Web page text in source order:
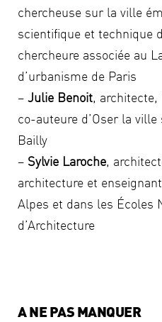
chercheuse sur la ville
scientifique et technique
chercheure associée au
d’urbanisme de Paris
– Julie Benoit,
co-auteure d’Oser la
Bailly
– Sylvie Laroche,
architecture et
Alpes et dans les Écoles
d’Architecture
A NE PAS MANQUER